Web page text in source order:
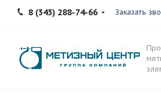
8 (343) 288-74-66 Заказать